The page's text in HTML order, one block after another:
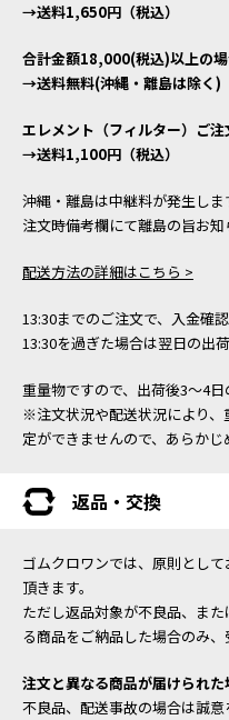
→送料1,650円（税込）
合計金額18,000(税込)以上の
→送料無料(沖縄・離島は除く)
エレメント（フィルター）ご
→送料1,100円（税込）
沖縄・離島は中継料が発生しま
注文時備考欄にて離島の旨お知
配送方法の詳細はこちら >
13:30までのご注文で、入金確
13:30を過ぎた場合は翌日の出
重量物ですので、出荷後3～4日
※注文状況や配送状況により
定ができませんので、あらかじ
返品・交換
ゴムクロワンでは、原則とし
頂きます。
ただし返品対象が不良品、ま
る商品をご納品した場合のみ、
注文と異なる商品が届けられた
不良品、配送事故の場合は誠意